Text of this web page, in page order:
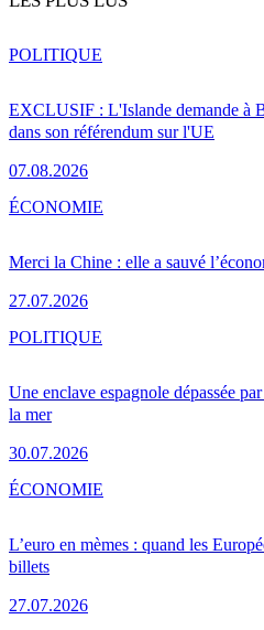
EXCLUSIF : L'Islande demande à
dans son référendum sur l'UE
07.08.2026
POLITIQUE
Merci la Chine : elle a sauvé
27.07.2026
ÉCONOMIE
Une enclave espagnole dépassée
la mer
30.07.2026
POLITIQUE
L’euro en mèmes : quand les
billets
27.07.2026
ÉCONOMIE